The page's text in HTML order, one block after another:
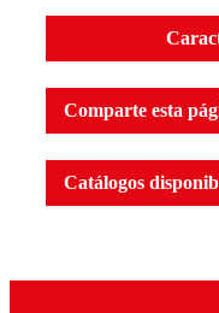
Comparte esta
Catálogos